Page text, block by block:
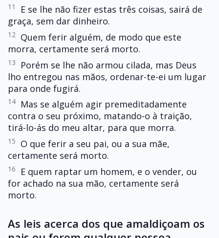
11
E se lhe não fizer estas três coisas, sairá de
graça, sem dar dinheiro.
12
Quem ferir alguém, de modo que este
morra, certamente será morto.
13
Porém se lhe não armou cilada, mas Deus
lho entregou nas mãos, ordenar-te-ei um lugar
para onde fugirá.
14
Mas se alguém agir premeditadamente
contra o seu próximo, matando-o à traição,
tirá-lo-ás do meu altar, para que morra.
15
O que ferir a seu pai, ou a sua mãe,
certamente será morto.
16
E quem raptar um homem, e o vender, ou
for achado na sua mão, certamente será
morto.
As leis acerca dos que amaldiçoam os